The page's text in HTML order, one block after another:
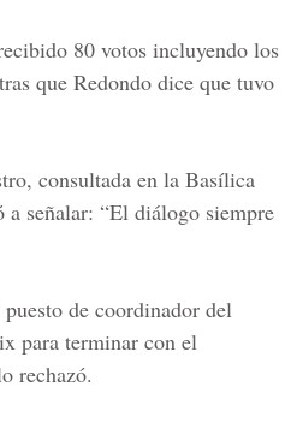
80 votos incluyendo los
que Redondo dice que tuvo
consultada en la Basílica
señalar: “El diálogo siempre
de coordinador del
para terminar con el
rechazó.